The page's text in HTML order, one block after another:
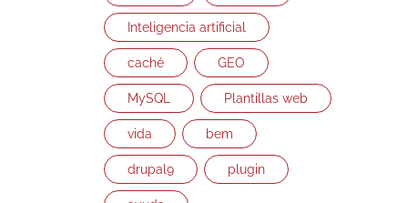
Inteligencia artificial
caché GEO
MySQL Plantillas web
vida bem
drupal9 plugin